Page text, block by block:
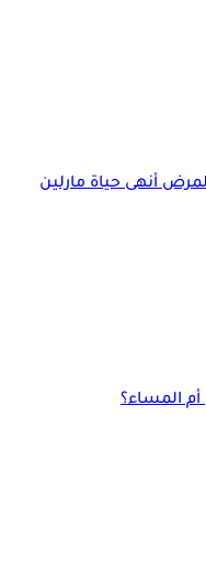
رستم الـ15.. هذا المرض أنهى حياة مارلين
المساء؟